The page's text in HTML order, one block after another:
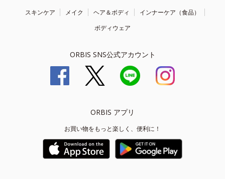
スキンケア メイク ヘア＆ボディ
インナーケア（食品）
ボディウェア
ORBIS SNS公式アカウント
ORBIS アプリ
お買い物をもっと楽しく、便利に！